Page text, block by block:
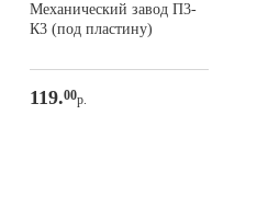
Механический завод П3-
К3 (под пластину)
119.00р.